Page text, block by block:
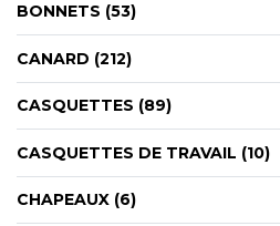
BONNETS (53)
CANARD (212)
CASQUETTES (89)
CASQUETTES DE TRAVAIL (10)
CHAPEAUX (6)